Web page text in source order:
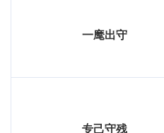
一麾出守
专己守残